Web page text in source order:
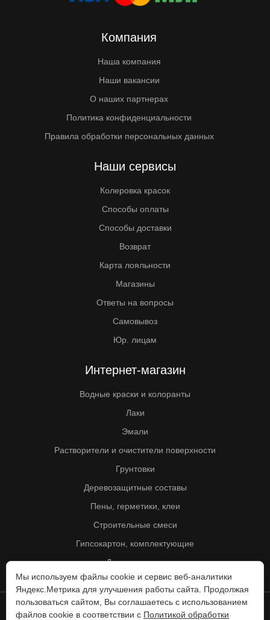
Компания
Наша компания
Наши вакансии
О наших партнерах
Политика конфиденциальности
Правила обработки персональных данных
Наши сервисы
Колеровка красок
Способы оплаты
Способы доставки
Возврат
Карта лояльности
Магазины
Ответы на вопросы
Самовывоз
Юр. лицам
Интернет-магазин
Водные краски и колоранты
Лаки
Эмали
Растворители и очистители поверхности
Грунтовки
Деревозащитные составы
Пены, герметики, клеи
Строительные смеси
Гипсокартон, комплектующие
Другие товары
© Колорит 1995 - 2026
Мы используем файлы cookie и сервис веб-аналитики
Яндекс.Метрика для улучшения работы сайта. Продолжая
пользоваться сайтом, Вы соглашаетесь с использованием
файлов cookie в соответствии с Политикой обработки